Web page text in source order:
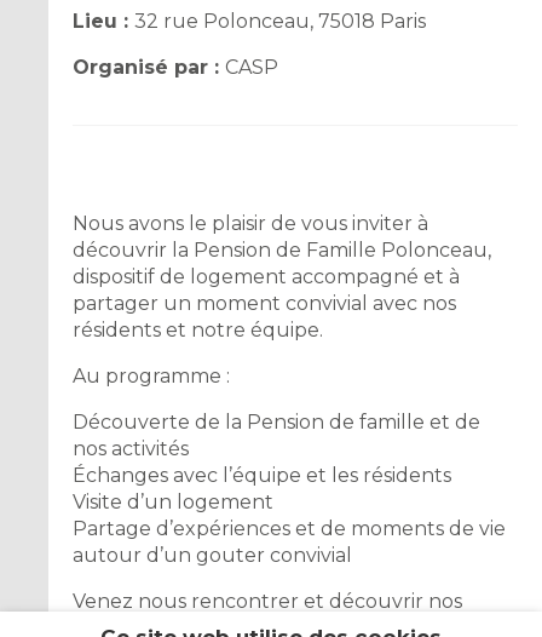
Lieu :32 rue Polonceau, 75018 Paris
Organisé par : CASP
Nous avons le plaisir de vous inviter à
découvrir la Pension de Famille Polonceau,
dispositif de logement accompagné et à
partager un moment convivial avec nos
résidents et notre équipe.
Au programme :
Découverte de la Pension de famille et de
nos activités
Échanges avec l’équipe et les résidents
Visite d’un logement
Partage d’expériences et de moments de vie
autour d’un gouter convivial
Venez nous rencontrer et découvrir nos
belles actions!